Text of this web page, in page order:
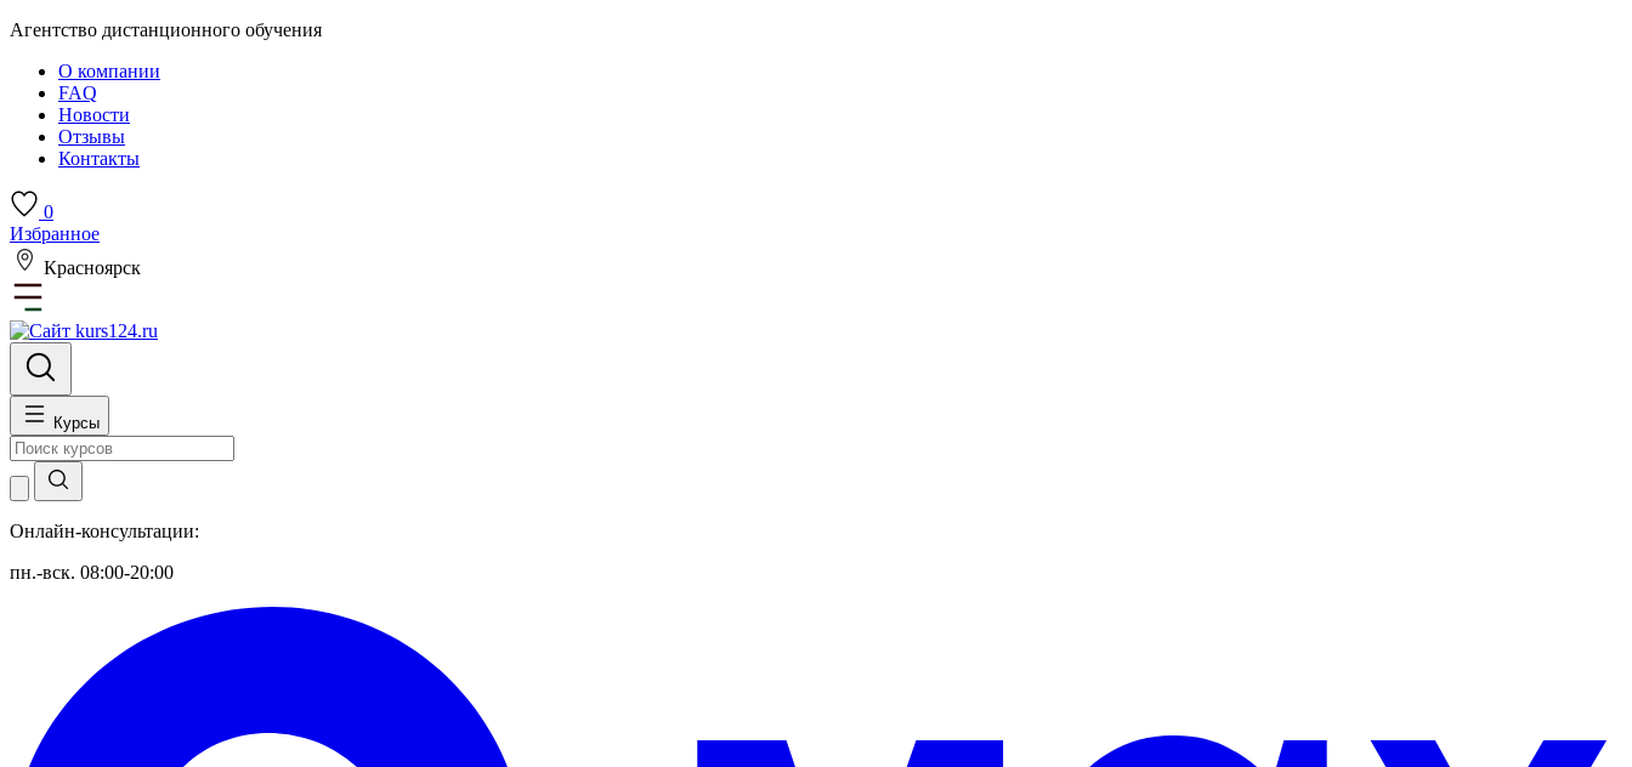
Агентство дистанционного обучения
О компании
FAQ
Новости
Отзывы
Контакты
0
Избранное
Красноярск
Курсы
Онлайн-консультации:
пн.-вск. 08:00-20:00